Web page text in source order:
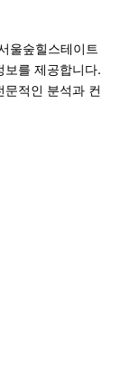
울숲힐스테이트
보를 제공합니다.
적인 분석과 컨